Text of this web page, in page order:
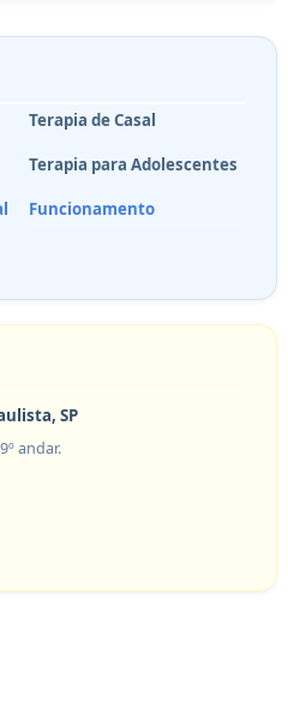
Terapia de Casal
Terapia para Adolescentes
Funcionamento
SP
andar.